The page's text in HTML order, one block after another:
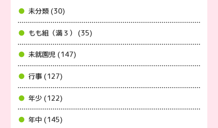
未分類 (30)
もも組（満３） (35)
未就園児 (147)
行事 (127)
年少 (122)
年中 (145)